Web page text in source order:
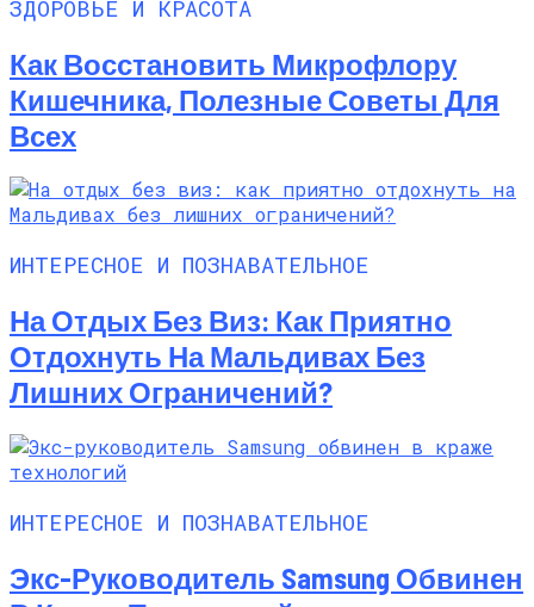
ЗДОРОВЬЕ И КРАСОТА
Как Восстановить Микрофлору
Кишечника, Полезные Советы Для
Всех
ИНТЕРЕСНОЕ И ПОЗНАВАТЕЛЬНОЕ
На Отдых Без Виз: Как Приятно
Отдохнуть На Мальдивах Без
Лишних Ограничений?
ИНТЕРЕСНОЕ И ПОЗНАВАТЕЛЬНОЕ
Экс-Руководитель Samsung Обвинен